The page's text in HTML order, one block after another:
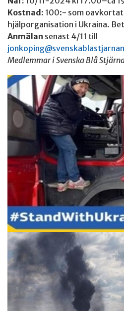
Kostnad: 100:- som oavkortat
hjälporganisation i Ukraina.
Anmälan senast 4/11 till
Medlemmar i Svenska Blå